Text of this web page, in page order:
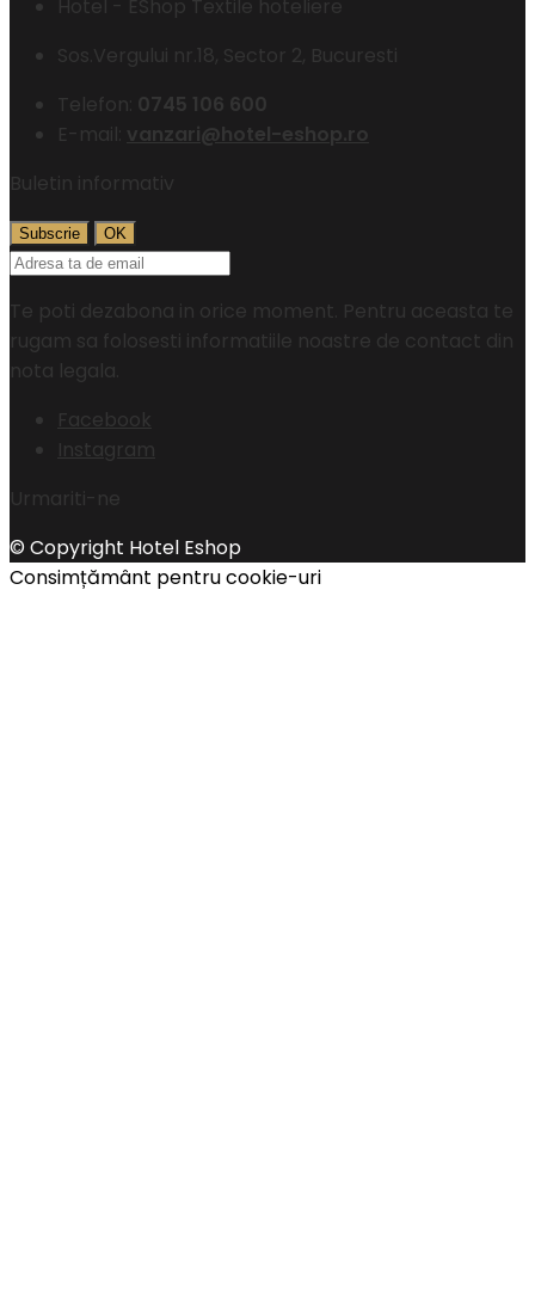
Hotel - EShop Textile hoteliere
Sos.Vergului nr.18, Sector 2, Bucuresti
Telefon: 0745 106 600
E-mail: vanzari@hotel-eshop.ro
Buletin informativ
Te poti dezabona in orice moment. Pentru aceasta te
rugam sa folosesti informatiile noastre de contact din
nota legala.
Facebook
Instagram
Urmariti-ne
© Copyright Hotel Eshop
Consimțământ pentru cookie-uri